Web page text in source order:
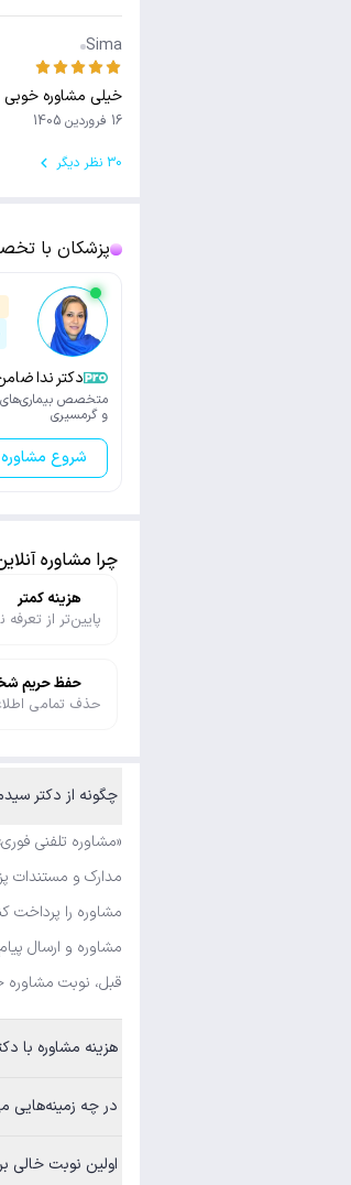
Sima
خیلی مشاوره خوبی
16 فروردین 1405
30 نظر دیگر
پزشکان با
دکتر ندا
میلانیمتخصص
و گرمسیری
شروع مشاوره
چرا مشاوره
هزینه کمتر
پایین‌تر از
حفظ حریم
حذف تمامی
چگونه از دکتر سیدمحمد حسن نژاد
«مشاوره تلفنی
مدارک و مستندات
مشاوره را پرداخت
مشاوره و ارسال
قبل، نوبت مشاوره
هزینه مشاوره با
در چه زمینه‌هایی
اولین نوبت خالی